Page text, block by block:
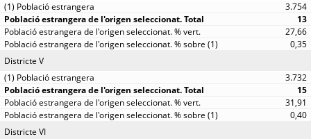
3.754
13
27,66
0,35
Districte V
3.732
15
31,91
0,40
Districte VI